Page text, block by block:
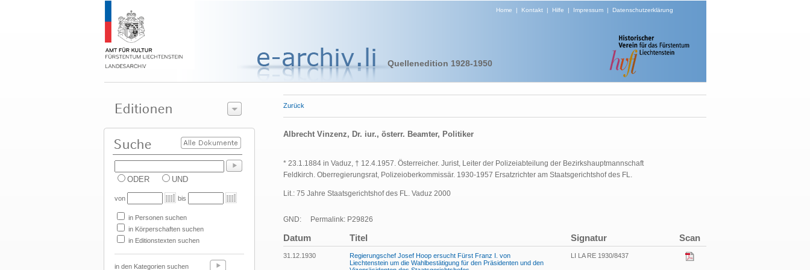
Home | Kontakt| Hilfe | Impressum| Datenschutzerklärung
Quellenedition 1928-1950
ODER UND
von bis
in Personen suchen
in Körperschaften suchen
in Editionstexten suchen
in den Kategorien suchen
Zurück
Albrecht Vinzenz, Dr. iur., österr. Beamter, Politiker
* 23.1.1884 in Vaduz, † 12.4.1957. Österreicher. Jurist, Leiter der Polizeiabteilung der Bezirkshauptmannschaft
Feldkirch. Oberregierungsrat, Polizeioberkommissär. 1930-1957 Ersatzrichter am Staatsgerichtshof des FL.
Lit.: 75 Jahre Staatsgerichtshof des FL. Vaduz 2000
GND: Permalink: P29826
Datum Titel Signatur Scan
31.12.1930
Regierungschef Josef Hoop ersucht Fürst Franz I. von
Liechtenstein um die Wahlbestätigung für den Präsidenten und den
LI LA RE 1930/8437